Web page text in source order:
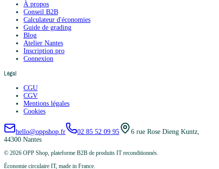
À propos
Conseil B2B
Calculateur d'économies
Guide de grading
Blog
Atelier Nantes
Inscription pro
Connexion
Légal
CGU
CGV
Mentions légales
Cookies
hello@oppshop.fr 02 85 52 09 95
6 rue Rose Dieng Kuntz,
44300 Nantes
© 2026 OPP Shop, plateforme B2B de produits IT reconditionnés.
Économie circulaire IT, made in France.